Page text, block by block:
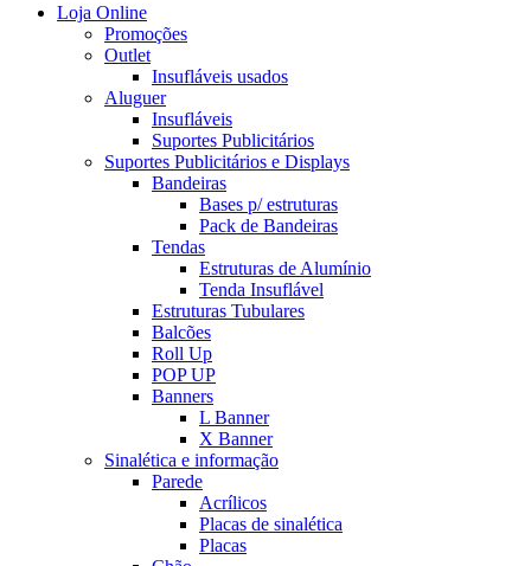
Loja Online
Promoções
Outlet
Insufláveis usados
Aluguer
Insufláveis
Suportes Publicitários
Suportes Publicitários e Displays
Bandeiras
Bases p/ estruturas
Pack de Bandeiras
Tendas
Estruturas de Alumínio
Tenda Insuflável
Estruturas Tubulares
Balcões
Roll Up
POP UP
Banners
L Banner
X Banner
Sinalética e informação
Parede
Acrílicos
Placas de sinalética
Placas